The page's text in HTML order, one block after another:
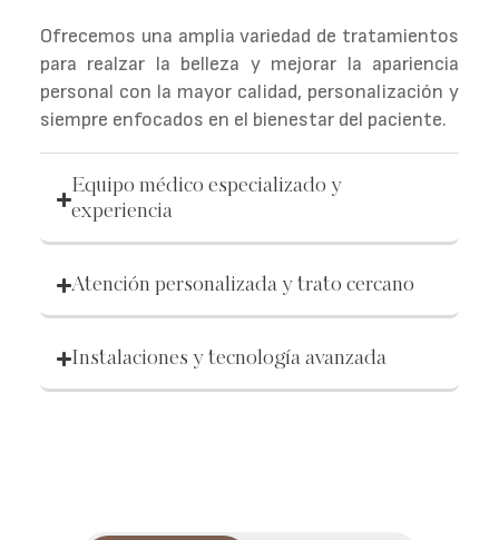
Ofrecemos una amplia variedad de tratamientos
para realzar la belleza y mejorar la apariencia
personal con la mayor calidad, personalización y
siempre enfocados en el bienestar del paciente.
Equipo médico especializado y
experiencia
Atención personalizada y trato cercano
Instalaciones y tecnología avanzada